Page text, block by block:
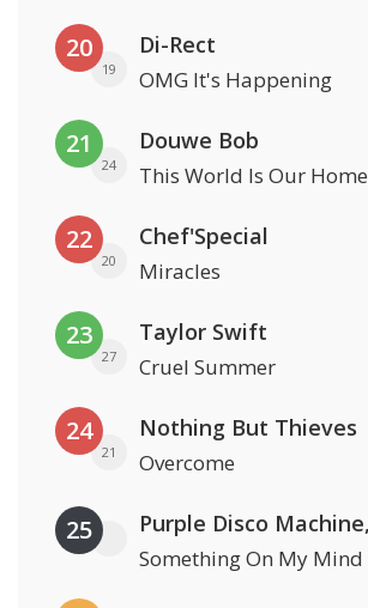
20
19
Di-Rect
OMG It's Happening
21
24
Douwe Bob
This World Is Our Home
22
20
Chef'Special
Miracles
23
27
Taylor Swift
Cruel Summer
24
21
Nothing But Thieves
Overcome
25
Something On My Mind